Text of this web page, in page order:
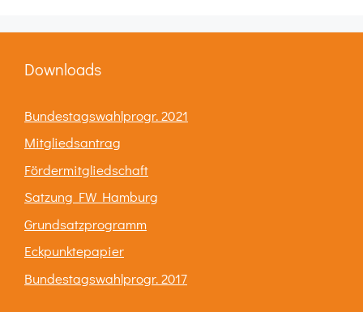
Downloads
Bundestagswahlprogr. 2021
Mitgliedsantrag
Fördermitgliedschaft
Satzung FW Hamburg
Grundsatzprogramm
Eckpunktepapier
Bundestagswahlprogr. 2017